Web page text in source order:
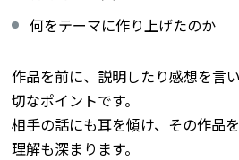
何をテーマに作り上げたのか
作品を前に、説明したり感想を言
切なポイントです。
相手の話にも耳を傾け、その作品
理解も深まります。